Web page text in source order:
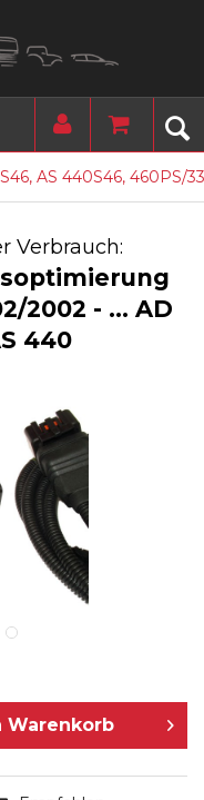
AS 440S46, 460PS/
Verbrauch:
2002 - ... AD
440
Warenkorb